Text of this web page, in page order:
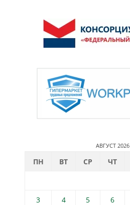
АВГУСТ 2026
ПН ВТ СР ЧТ
3
4 5 6